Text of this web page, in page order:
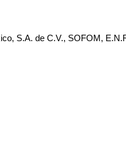
S.A. de C.V., SOFOM,